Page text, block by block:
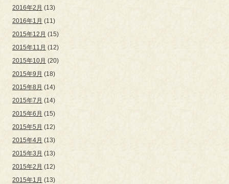
2016年2月 (13)
2016年1月 (11)
2015年12月 (15)
2015年11月 (12)
2015年10月 (20)
2015年9月 (18)
2015年8月 (14)
2015年7月 (14)
2015年6月 (15)
2015年5月 (12)
2015年4月 (13)
2015年3月 (13)
2015年2月 (12)
2015年1月 (13)